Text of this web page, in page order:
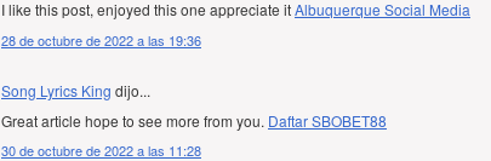
I like this post, enjoyed this one appreciate itAlbuquerque Social Media
28 de octubre de 2022 a las 19:36
Song Lyrics King dijo...
Great article hope to see more from you. Daftar SBOBET88
30 de octubre de 2022 a las 11:28